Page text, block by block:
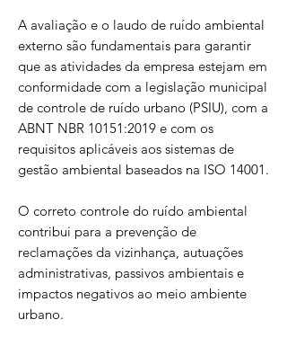
A avaliação e o laudo de ruído ambiental
externo são fundamentais para garantir
que as atividades da empresa estejam em
conformidade com a legislação municipal
de controle de ruído urbano (PSIU), com a
ABNT NBR 10151:2019 e com os
requisitos aplicáveis aos sistemas de
gestão ambiental baseados na ISO 14001.
O correto controle do ruído ambiental
contribui para a prevenção de
reclamações da vizinhança, autuações
administrativas, passivos ambientais e
impactos negativos ao meio ambiente
urbano.